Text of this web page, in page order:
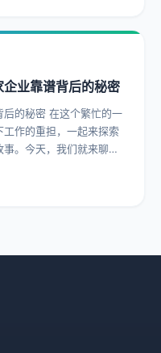
业靠谱背后的秘密
个繁忙的一
作的重担，一起来探索
。今天，我们就来聊聊